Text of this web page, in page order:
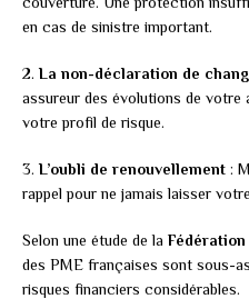
en cas de sinistre important.
2.La non-déclaration de
assureur des évolutions de
votre profil de risque.
3.L’oubli de renouvellement :
rappel pour ne jamais laisser
Selon une étude de la Fédération
des PME françaises sont sous-
risques financiers considérables.